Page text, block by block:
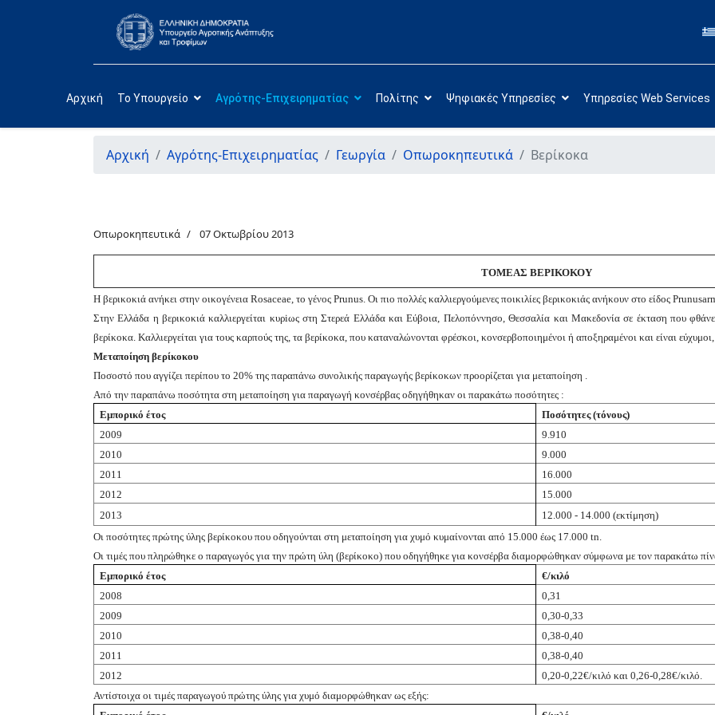
Αρχική Το Υπουργείο Αγρότης-Επιχειρηματίας Πολίτης Ψηφιακές Υπηρεσίες Υπηρεσίες Web Services
Αρχική Αγρότης-Επιχειρηματίας Γεωργία Οπωροκηπευτικά Βερίκοκα
Οπωροκηπευτικά 07 Οκτωβρίου 2013
ΤΟΜΕΑΣ ΒΕΡΙΚΟΚΟY
Η βερικοκιά ανήκει στην οικογένεια Rosaceae, το γένος Prunus. Οι πιο πολλές καλλιεργούμενες ποικιλίες βερικοκιάς ανήκουν στο είδος Prunus
Στην Ελλάδα η βερικοκιά καλλιεργείται κυρiως στη Στερεά Ελλάδα και Εύβοια, Πελοπόννησο, Θεσσαλία και Μακεδονία σε έκταση που
βερίκοκα. Καλλιεργείται για τους καρπούς της, τα βερίκοκα, που καταναλώνονται φρέσκοι, κονσερβοποιημένοι ή αποξηραμένοι και είναι
Μεταποίηση βερίκοκου
Ποσοστό που αγγίζει περίπου το 20% της παραπάνω συνολικής παραγωγής βερίκοκων προορίζεται για μεταποίηση .
Από την παραπάνω ποσότητα στη μεταποίηση για παραγωγή κονσέρβας οδηγήθηκαν οι παρακάτω ποσότητες :
Εμπορικό έτος
Ποσότητες (τόνους)
2009
9.910
2010
9.000
2011
16.000
2012
15.000
2013
12.000 - 14.000 (εκτίμηση)
Οι ποσότητες πρώτης ύλης βερίκοκου που οδηγούνται στη μεταποίηση για χυμό κυμαίνονται από 15.000 έως 17.000 tn.
Οι τιμές που πληρώθηκε ο παραγωγός για την πρώτη ύλη (βερίκοκο) που οδηγήθηκε για κονσέρβα διαμορφώθηκαν σύμφωνα με τον παρακάτω
Εμπορικό έτος
€/κιλό
2008
0,31
2009
0,30-0,33
2010
0,38-0,40
2011
0,38-0,40
2012
0,20-0,22€/κιλό και 0,26-0,28€/κιλό.
Αντίστοιχα οι τιμές παραγωγού πρώτης ύλης για χυμό διαμορφώθηκαν ως εξής: